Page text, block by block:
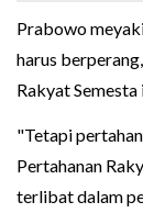
Prabowo
harus
Rakyat
"Tetapi
Pertahanan
terlibat dalam